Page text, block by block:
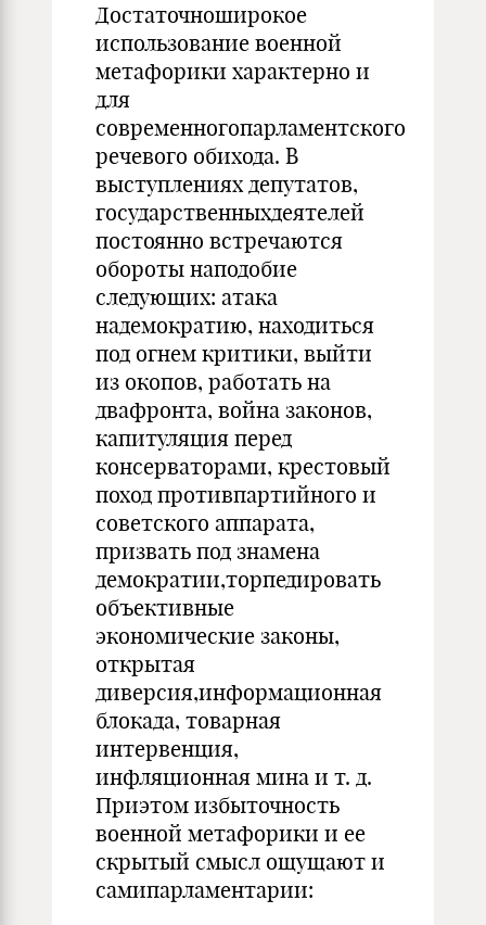
Достаточноширокое
использование военной
метафорики характерно и
для
современногопарламентского
речевого обихода. В
выступлениях депутатов,
государственныхдеятелей
постоянно встречаются
обороты наподобие
следующих: атака
надемократию, находиться
под огнем критики, выйти
из окопов, работать на
двафронта, война законов,
капитуляция перед
консерваторами, крестовый
поход противпартийного и
советского аппарата,
призвать под знамена
демократии,торпедировать
объективные
экономические законы,
открытая
диверсия,информационная
блокада, товарная
интервенция,
инфляционная мина и т. д.
Приэтом избыточность
военной метафорики и ее
скрытый смысл ощущают и
самипарламентарии: